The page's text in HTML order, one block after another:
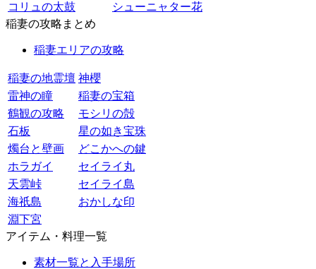
コリュの太鼓
シューニャター花
稲妻の攻略まとめ
稲妻エリアの攻略
稲妻の地霊壇 神櫻
雷神の瞳
稲妻の宝箱
鶴観の攻略
モシリの殻
石板
星の如き宝珠
燭台と壁画
どこかへの鍵
ホラガイ
セイライ丸
天雲峠
セイライ島
海祇島
おかしな印
淵下宮
アイテム・料理一覧
素材一覧と入手場所